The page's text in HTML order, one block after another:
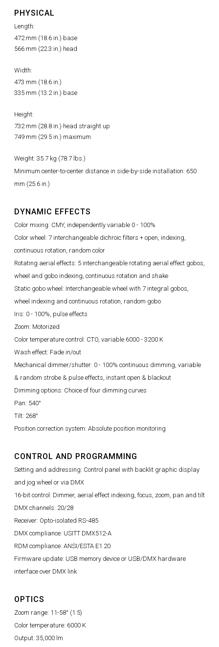
PHYSICAL
Length:
472 mm (18.6 in.) base
566 mm (22.3 in.) head
Width:
473 mm (18.6 in.)
335 mm (13.2 in.) base
Height:
732 mm (28.8 in.) head straight up
749 mm (29.5 in.) maximum
Weight: 35.7 kg (78.7 lbs.)
Minimum center-to-center distance in side-by-side installation: 650
mm (25.6 in.)
DYNAMIC EFFECTS
Color mixing: CMY, independently variable 0 - 100%
Color wheel: 7 interchangeable dichroic filters + open, indexing,
continuous rotation, random color
Rotating aerial effects: 5 interchangeable rotating aerial effect gobos,
wheel and gobo indexing, continuous rotation and shake
Static gobo wheel: Interchangeable wheel with 7 integral gobos,
wheel indexing and continuous rotation, random gobo
Iris: 0 - 100%, pulse effects
Zoom: Motorized
Color temperature control: CTO, variable 6000 - 3200 K
Wash effect: Fade in/out
Mechanical dimmer/shutter: 0 - 100% continuous dimming, variable
& random strobe & pulse effects, instant open & blackout
Dimming options: Choice of four dimming curves
Pan: 540°
Tilt: 268°
Position correction system: Absolute position monitoring
CONTROL AND PROGRAMMING
Setting and addressing: Control panel with backlit graphic display
and jog wheel or via DMX
16-bit control: Dimmer, aerial effect indexing, focus, zoom, pan and tilt
DMX channels: 20/28
Receiver: Opto-isolated RS-485
DMX compliance: USITT DMX512-A
RDM compliance: ANSI/ESTA E1.20
Firmware update: USB memory device or USB/DMX hardware
interface over DMX link
OPTICS
Zoom range: 11-58° (1:5)
Color temperature: 6000 K
Output: 35,000 lm